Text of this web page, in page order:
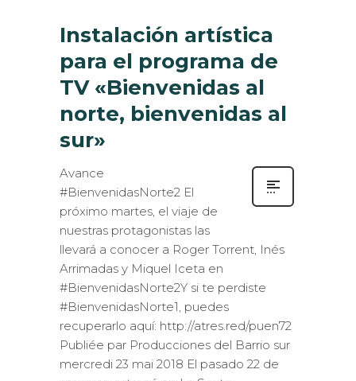
Instalación artística
para el programa de
TV «Bienvenidas al
norte, bienvenidas al
sur»
#BienvenidasNorte2 El
próximo martes, el viaje de
nuestras protagonistas las
llevará a conocer a Roger Torrent, Inés
Arrimadas y Miquel Iceta en
#BienvenidasNorte2Y si te perdiste
#BienvenidasNorte1, puedes
recuperarlo aquí: http://atres.red/puen72
Publiée par Producciones del Barrio sur
mercredi 23 mai 2018 El pasado 22 de
mayo se estrenó en La Sexta